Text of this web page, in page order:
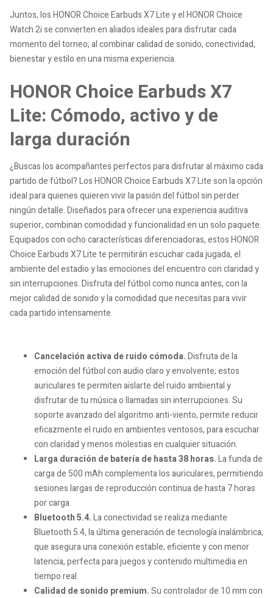
Juntos, los HONOR Choice Earbuds X7 Lite y el HONOR Choice
Watch 2i se convierten en aliados ideales para disfrutar cada
momento del torneo, al combinar calidad de sonido, conectividad,
bienestar y estilo en una misma experiencia.
HONOR Choice Earbuds X7
Lite: Cómodo, activo y de
larga duración
¿Buscas los acompañantes perfectos para disfrutar al máximo cada
partido de fútbol? Los HONOR Choice Earbuds X7 Lite son la opción
ideal para quienes quieren vivir la pasión del fútbol sin perder
ningún detalle. Diseñados para ofrecer una experiencia auditiva
superior, combinan comodidad y funcionalidad en un solo paquete.
Equipados con ocho características diferenciadoras, estos HONOR
Choice Earbuds X7 Lite te permitirán escuchar cada jugada, el
ambiente del estadio y las emociones del encuentro con claridad y
sin interrupciones. Disfruta del fútbol como nunca antes, con la
mejor calidad de sonido y la comodidad que necesitas para vivir
cada partido intensamente.
Cancelación activa de ruido cómoda.Disfruta de la
emoción del fútbol con audio claro y envolvente; estos
auriculares te permiten aislarte del ruido ambiental y
disfrutar de tu música o llamadas sin interrupciones. Su
soporte avanzado del algoritmo anti-viento, permite reducir
eficazmente el ruido en ambientes ventosos, para escuchar
con claridad y menos molestias en cualquier situación.
Larga duración de batería de hasta 38 horas.La funda de
carga de 500 mAh complementa los auriculares, permitiendo
sesiones largas de reproducción continua de hasta 7 horas
por carga.
Bluetooth 5.4.La conectividad se realiza mediante
Bluetooth 5.4, la última generación de tecnología inalámbrica,
que asegura una conexión estable, eficiente y con menor
latencia, perfecta para juegos y contenido multimedia en
tiempo real.
Calidad de sonido premium.Su controlador de 10 mm con